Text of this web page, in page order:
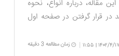
مقاله، درباره انواع، نحوه
در قرار گرفتن در صفحه اول
| زمان مطالعه 3 دقیقه